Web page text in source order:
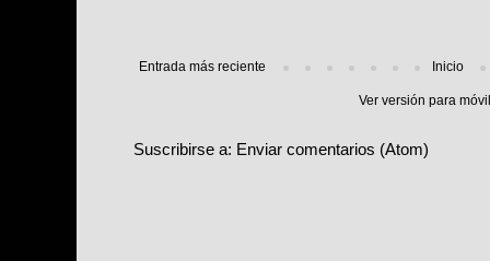
Entrada más reciente Inicio
Ver versión para
Suscribirse a: Enviar comentarios (Atom)